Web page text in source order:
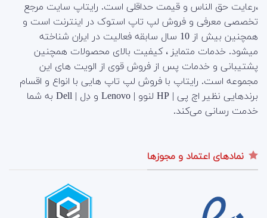
،رعایت حق الناس و قیمت حداقلی است. رایتاپ سایت مرجع
تخصصی معرفی و فروش لپ تاپ استوک در اینترنت است و
همچنین بیش از 10 سال سابقه فعالیت در ایران شناخته
میشود. خدمات متمایز ، کیفیت بالای محصولات همچنین
پشتیبانی و خدمات پس از فروش قوی از الویت های این
مجموعه است. رایتاپ با فروش لپ تاپ هایی با انواع و اقسام
برندهایی نظیر اچ پی | HP لنوو | Lenovo و دِل | Dell به شما
خدمت رسانی می‌کند.
نمادهای اعتماد و مجوزها